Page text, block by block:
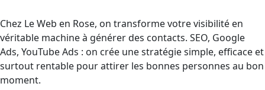
Chez Le Web en Rose, on transforme votre visibilité en
véritable machine à générer des contacts. SEO, Google
Ads, YouTube Ads : on crée une stratégie simple, efficace et
surtout rentable pour attirer les bonnes personnes au bon
moment.